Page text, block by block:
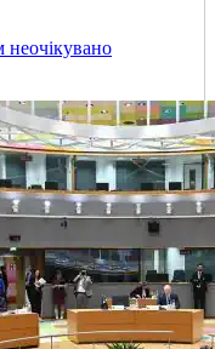
неочікувано